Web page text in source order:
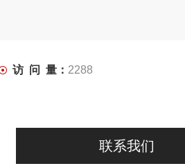
访 问 量： 2288
联系我们